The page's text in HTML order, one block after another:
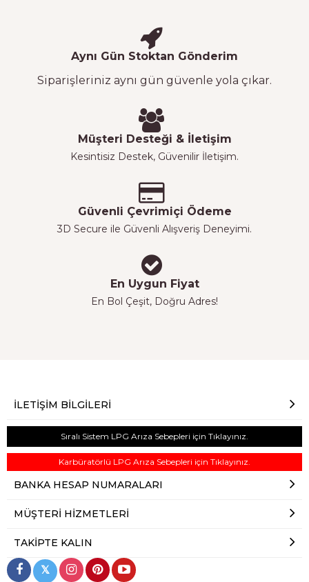
Aynı Gün Stoktan Gönderim
Siparişleriniz aynı gün güvenle yola çıkar.
Müşteri Desteği & İletişim
Kesintisiz Destek, Güvenilir İletişim.
Güvenli Çevrimiçi Ödeme
3D Secure ile Güvenli Alışveriş Deneyimi.
En Uygun Fiyat
En Bol Çeşit, Doğru Adres!
İLETIŞIM BILGILERI
Sıralı Sistem LPG Arıza Sebepleri için Tıklayınız.
Karbüratörlü LPG Arıza Sebepleri için Tıklayınız.
BANKA HESAP NUMARALARI
MÜŞTERI HIZMETLERI
TAKIPTE KALIN
𝕏